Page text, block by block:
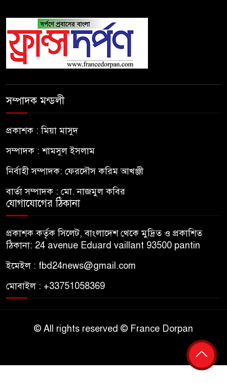
সম্পাদক মন্ডলী
প্রকাশক : মিয়া মাসুদ
সম্পাদক : শামসুল ইসলাম
নির্বাহী সম্পাদক: ফেরদৌস করিম আখঞ্জী
বার্তা সম্পাদক : মো. নাজমুল কবির
যোগাযোগের ঠিকানা
প্রকাশক কর্তৃক সিলেট, বাংলাদেশ থেকে মুদ্রিত ও প্রকাশিত
ঠিকানা: 24 avenue Eduard vaillant 93500 pantin
ইমেইল : fbd24news@gmail.com
মোবাইল : +33751058369
© All rights reserved © France Dorpan